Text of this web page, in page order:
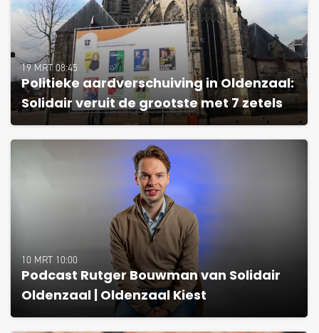
19 MRT 08:45
Politieke aardverschuiving in Oldenzaal:
Solidair veruit de grootste met 7 zetels
10 MRT 10:00
Podcast Rutger Bouwman van Solidair
Oldenzaal | Oldenzaal Kiest